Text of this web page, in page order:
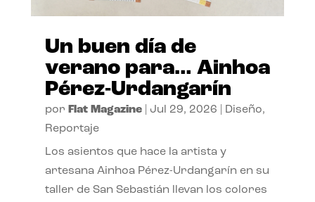
Un buen día de
verano para… Ainhoa
Pérez-Urdangarín
por Flat Magazine| Jul 29, 2026 Diseño,
Reportaje
Los asientos que hace la artista y
artesana Ainhoa Pérez-Urdangarín en su
taller de San Sebastián llevan los colores